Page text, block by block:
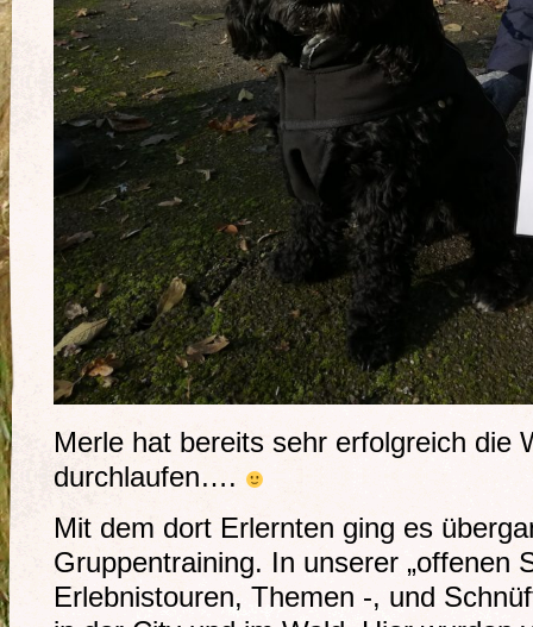
Merle hat bereits sehr erfolgreich die
durchlaufen….
Mit dem dort Erlernten ging es
Gruppentraining. In unserer „offenen
Erlebnistouren, Themen -, und